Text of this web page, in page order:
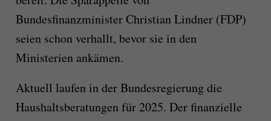
Bundesfinanzminister Christian Lindner (FDP)
seien schon verhallt, bevor sie in den
Ministerien ankämen.
Aktuell laufen in der Bundesregierung die
Haushaltsberatungen für 2025. Der finanzielle